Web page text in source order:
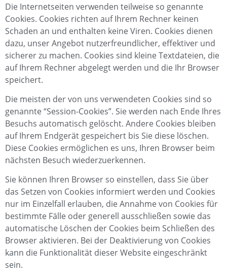
Die Internetseiten verwenden teilweise so genannte
Cookies. Cookies richten auf Ihrem Rechner keinen
Schaden an und enthalten keine Viren. Cookies dienen
dazu, unser Angebot nutzerfreundlicher, effektiver und
sicherer zu machen. Cookies sind kleine Textdateien, die
auf Ihrem Rechner abgelegt werden und die Ihr Browser
speichert.
Die meisten der von uns verwendeten Cookies sind so
genannte “Session-Cookies”. Sie werden nach Ende Ihres
Besuchs automatisch gelöscht. Andere Cookies bleiben
auf Ihrem Endgerät gespeichert bis Sie diese löschen.
Diese Cookies ermöglichen es uns, Ihren Browser beim
nächsten Besuch wiederzuerkennen.
Sie können Ihren Browser so einstellen, dass Sie über
das Setzen von Cookies informiert werden und Cookies
nur im Einzelfall erlauben, die Annahme von Cookies für
bestimmte Fälle oder generell ausschließen sowie das
automatische Löschen der Cookies beim Schließen des
Browser aktivieren. Bei der Deaktivierung von Cookies
kann die Funktionalität dieser Website eingeschränkt
sein.